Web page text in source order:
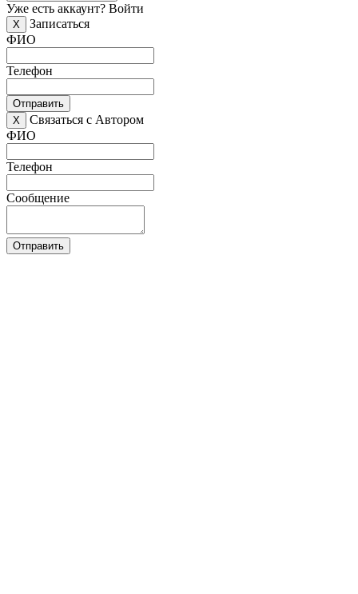
Уже есть аккаунт? Войти
X
Записаться
ФИО
Телефон
Отправить
X
Связаться с Автором
ФИО
Телефон
Сообщение
Отправить